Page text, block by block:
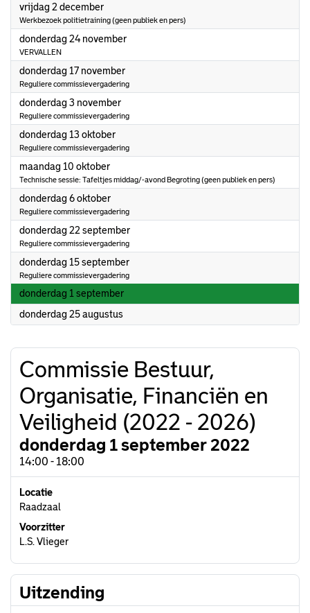
vrijdag 2 december2022
Werkbezoek politietraining (geen publiek en pers)
donderdag 24 november2022
VERVALLEN
donderdag 17 november2022
Reguliere commissievergadering
donderdag 3 november2022
Reguliere commissievergadering
donderdag 13 oktober2022
Reguliere commissievergadering
maandag 10 oktober2022
Technische sessie: Tafeltjes middag/-avond Begroting (geen publiek en pers)
donderdag 6 oktober2022
Reguliere commissievergadering
donderdag 22 september2022
Reguliere commissievergadering
donderdag 15 september2022
Reguliere commissievergadering
donderdag 1 september2022
donderdag 25 augustus
Commissie Bestuur,
Organisatie, Financiën en
Veiligheid (2022 - 2026)
donderdag 1 september 2022
14:00 - 18:00
Locatie
Raadzaal
Voorzitter
L.S. Vlieger
Uitzending